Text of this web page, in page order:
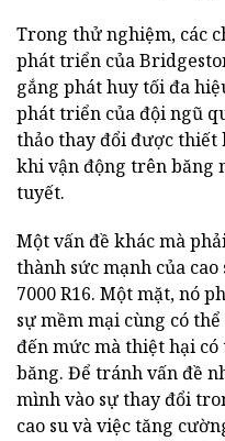
Trong thử nghiệm, các
phát triển của
gắng phát huy tối đa
phát triển của đội ngũ
thảo thay đổi được thiết
khi vận động trên băng
tuyết.
Một vấn đề khác mà
thành sức mạnh của
7000 R16. Một mặt, nó
sự mềm mại cùng có
đến mức mà thiệt hại
băng. Để tránh vấn đề
mình vào sự thay đổi
cao su và việc tăng